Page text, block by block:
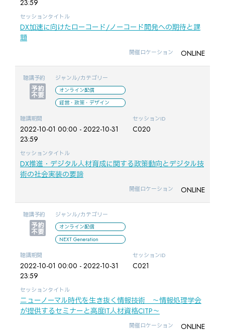
23:59
セッションタイトル
DX加速に向けたローコード/ノーコード開発への期待と課
題
開催ロケーション ONLINE
聴講予約 ジャンル/カテゴリー
オンライン配信
経営・政策・デザイン
聴講期間
2022-10-01 00:00 - 2022-10-31
23:59
セッションID
C020
セッションタイトル
DX推進・デジタル人材育成に関する政策動向とデジタル技
術の社会実装の要諦
開催ロケーション ONLINE
聴講予約 ジャンル/カテゴリー
オンライン配信
NEXT Generation
聴講期間
2022-10-01 00:00 - 2022-10-31
23:59
セッションID
C021
セッションタイトル
ニューノーマル時代を生き抜く情報技術 ～情報処理学会
が提供するセミナーと高度IT人材資格CITP～
開催ロケーション ONLINE